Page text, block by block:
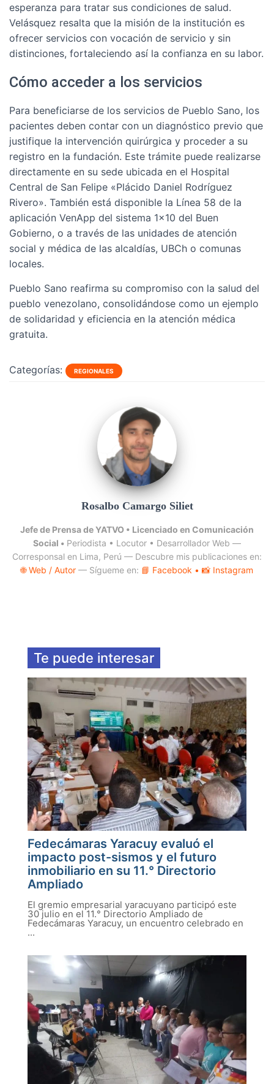
esperanza para tratar sus condiciones de salud.
Velásquez resalta que la misión de la institución es
ofrecer servicios con vocación de servicio y sin
distinciones, fortaleciendo así la confianza en su labor.
Cómo acceder a los servicios
Para beneficiarse de los servicios de Pueblo Sano, los
pacientes deben contar con un diagnóstico previo que
justifique la intervención quirúrgica y proceder a su
registro en la fundación. Este trámite puede realizarse
directamente en su sede ubicada en el Hospital
Central de San Felipe «Plácido Daniel Rodríguez
Rivero». También está disponible la Línea 58 de la
aplicación VenApp del sistema 1×10 del Buen
Gobierno, o a través de las unidades de atención
social y médica de las alcaldías, UBCh o comunas
locales.
Pueblo Sano reafirma su compromiso con la salud del
pueblo venezolano, consolidándose como un ejemplo
de solidaridad y eficiencia en la atención médica
gratuita.
Categorías: REGIONALES
Rosalbo Camargo Siliet
Jefe de Prensa de YATVO • Licenciado en Comunicación
Social • Periodista • Locutor • Desarrollador Web —
Corresponsal en Lima, Perú — Descubre mis publicaciones en:
🌐 Web / Autor — Sígueme en: 📘 Facebook • 📸 Instagram
Te puede interesar
Fedecámaras Yaracuy evaluó el
impacto post-sismos y el futuro
inmobiliario en su 11.° Directorio
Ampliado
El gremio empresarial yaracuyano participó este
30 julio en el 11.° Directorio Ampliado de
Fedecámaras Yaracuy, un encuentro celebrado en
...